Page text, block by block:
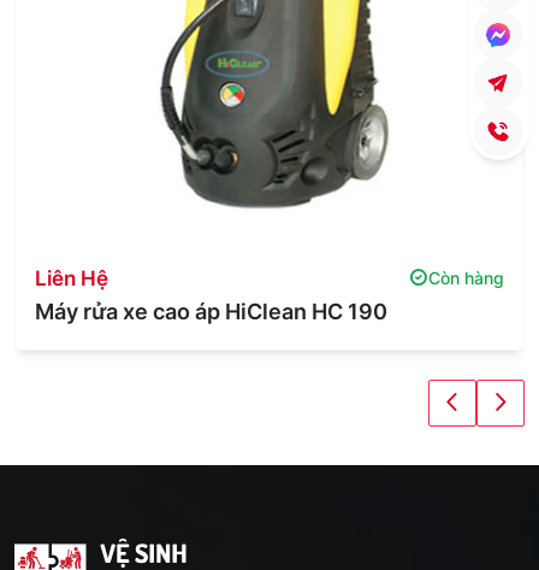
Liên Hệ Còn hàng
Máy rửa xe cao áp HiClean HC 190